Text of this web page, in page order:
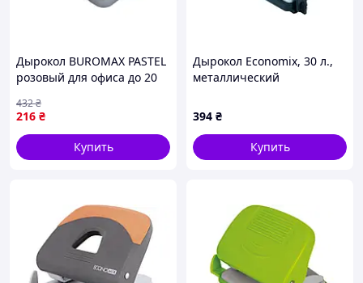
Дырокол BUROMAX PASTEL
розовый для офиса до 20
подошвой
216 ₴
432₴
Купить
Дырокол Economix, 30 л.,
металлический
394 ₴
Купить